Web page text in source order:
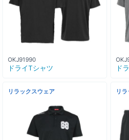
OKJ91990
ドライTシャツ ド
リラックスウェア リ